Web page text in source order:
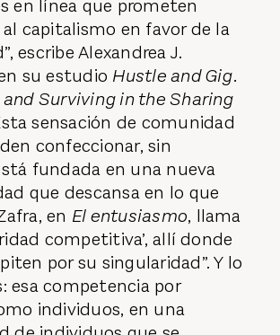
en línea que prometen
capitalismo en favor de la
escribe Alexandrea J.
su estudio Hustle and Gig.
Surviving in the Sharing
sensación de comunidad
confeccionar, sin
fundada en una nueva
que descansa en lo que
en El entusiasmo, llama
competitiva’, allí donde
por su singularidad”. Y lo
esa competencia por
individuos, en una